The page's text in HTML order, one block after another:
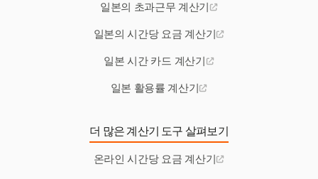
일본의 초과근무 계산기
일본의 시간당 요금 계산기
일본 시간 카드 계산기
일본 활용률 계산기
더 많은 계산기 도구 살펴보기
온라인 시간당 요금 계산기